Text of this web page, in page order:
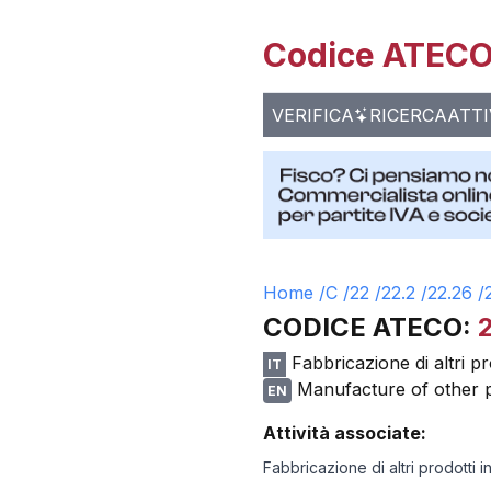
Codice
VERIFICA RICERCA
Home /C /22 /22.2 /22.26 /
CODICE ATECO:
IT Fabbricazione di altri
EN
Manufacture of other
Attività associate:
Fabbricazione di altri prodotti